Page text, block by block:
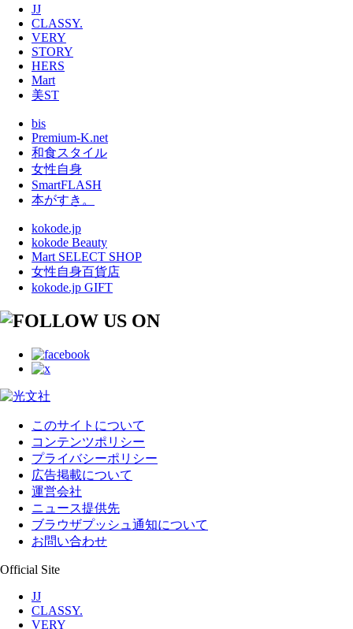
JJ
CLASSY.
VERY
STORY
HERS
Mart
美ST
bis
Premium-K.net
和食スタイル
女性自身
SmartFLASH
本がすき。
kokode.jp
kokode Beauty
Mart SELECT SHOP
女性自身百貨店
kokode.jp GIFT
このサイトについて
コンテンツポリシー
プライバシーポリシー
広告掲載について
運営会社
ニュース提供先
ブラウザプッシュ通知について
お問い合わせ
Official Site
JJ
CLASSY.
VERY